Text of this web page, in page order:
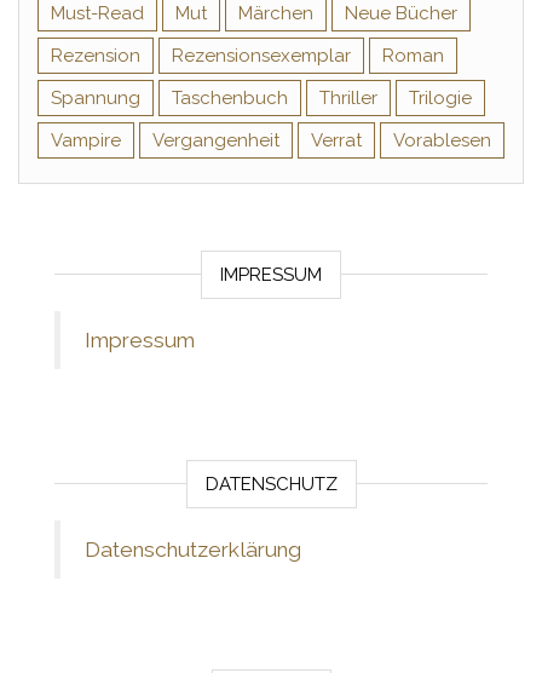
Must-Read
Mut Märchen
Neue Bücher
Rezension
Rezensionsexemplar
Roman
Spannung
Taschenbuch Thriller
Trilogie
Vampire
Vergangenheit Verrat Vorablesen
IMPRESSUM
Impressum
DATENSCHUTZ
Datenschutzerklärung